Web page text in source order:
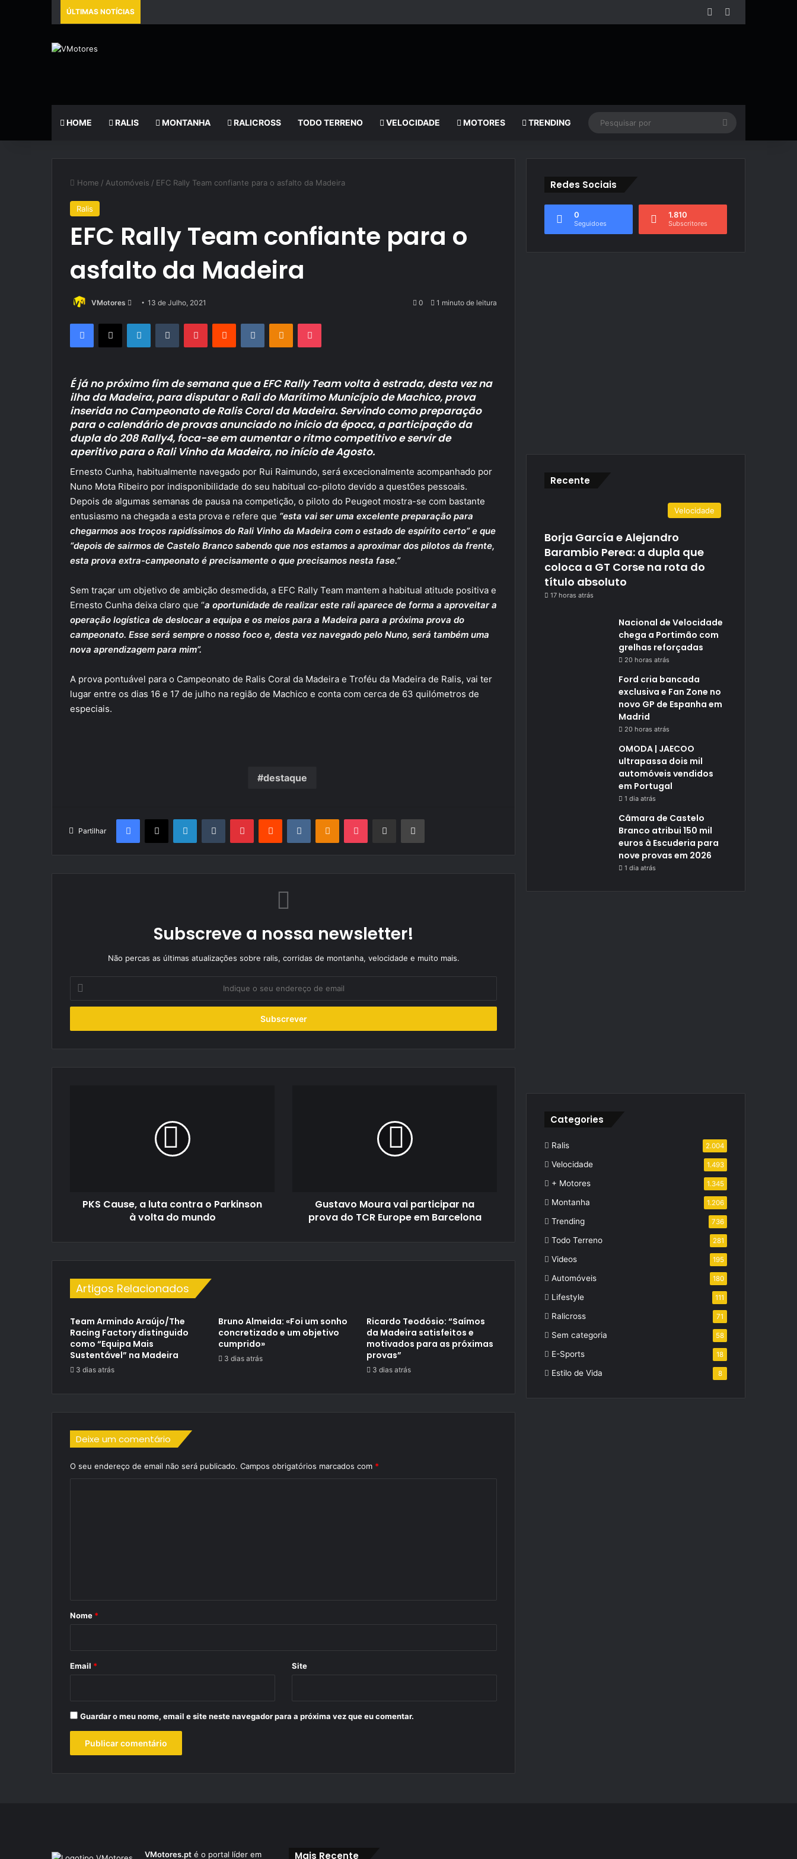
ÚLTIMAS NOTÍCIAS Facebook
HOME RALIS MONTANHA RALICROSS TODO TERRENO VELOCIDADE MOTORES TRENDING
Pesquisar
Home / Automóveis / EFC Rally Team confiante para o asfalto da Madeira
Ralis
EFC Rally Team confiante para o
asfalto da Madeira
VMotores
Send
email
13 de Julho, 2021 0 1 minuto de leitura
Facebook
X LinkedInTumblr PinterestReddit VKontakteOdnoklassniki
Pocket
É já no próximo fim de semana que a EFC Rally Team volta à estrada, desta vez na
ilha da Madeira, para disputar o Rali do Marítimo Município de Machico, prova
inserida no Campeonato de Ralis Coral da Madeira. Servindo como preparação
para o calendário de provas anunciado no início da época, a participação da
dupla do 208 Rally4, foca-se em aumentar o ritmo competitivo e servir de
aperitivo para o Rali Vinho da Madeira, no início de Agosto.
Ernesto Cunha, habitualmente navegado por Rui Raimundo, será excecionalmente acompanhado por
Nuno Mota Ribeiro por indisponibilidade do seu habitual co-piloto devido a questões pessoais.
Depois de algumas semanas de pausa na competição, o piloto do Peugeot mostra-se com bastante
entusiasmo na chegada a esta prova e refere que “esta vai ser uma excelente preparação para
chegarmos aos troços rapidíssimos do Rali Vinho da Madeira com o estado de espírito certo” e que
“depois de sairmos de Castelo Branco sabendo que nos estamos a aproximar dos pilotos da frente,
esta prova extra-campeonato é precisamente o que precisamos nesta fase.”
Sem traçar um objetivo de ambição desmedida, a EFC Rally Team mantem a habitual atitude positiva e
Ernesto Cunha deixa claro que “a oportunidade de realizar este rali aparece de forma a aproveitar a
operação logística de deslocar a equipa e os meios para a Madeira para a próxima prova do
campeonato. Esse será sempre o nosso foco e, desta vez navegado pelo Nuno, será também uma
nova aprendizagem para mim”.
A prova pontuável para o Campeonato de Ralis Coral da Madeira e Troféu da Madeira de Ralis, vai ter
lugar entre os dias 16 e 17 de julho na região de Machico e conta com cerca de 63 quilómetros de
especiais.
destaque
Partilhar
Facebook
X LinkedInTumblr PinterestReddit VKontakteOdnoklassniki
Pocket Partilhar Via Email Imprimir
Subscreve a nossa newsletter!
Não percas as últimas atualizações sobre ralis, corridas de montanha, velocidade e muito mais.
seu
de
PKS Cause, a luta contra o Parkinson
à volta do mundo
Barcelona
Gustavo Moura vai participar na
prova do TCR Europe em Barcelona
Artigos Relacionados
Team Armindo Araújo/The
Racing Factory distinguido
como “Equipa Mais
Sustentável” na Madeira
3 dias atrás
Bruno Almeida: «Foi um sonho
concretizado e um objetivo
cumprido»
3 dias atrás
Ricardo Teodósio: “Saímos
da Madeira satisfeitos e
motivados para as próximas
provas”
3 dias atrás
Deixe um comentário
O seu endereço de email não será publicado. Campos obrigatórios marcados com *
r
*
Nome *
Email * Site
Guardar o meu nome, email e site neste navegador para a próxima vez que eu comentar.
Redes Sociais
0
Seguidoes
1.810
Subscritores
Recente
Velocidade
Borja García e Alejandro
Barambio Perea: a dupla que
coloca a GT Corse na rota do
título absoluto
17 horas atrás
Nacional de Velocidade
chega a Portimão com
grelhas reforçadas
20 horas atrás
Ford cria bancada
exclusiva e Fan Zone no
novo GP de Espanha em
Madrid
20 horas atrás
OMODA | JAECOO
ultrapassa dois mil
automóveis vendidos
em Portugal
1 dia atrás
Câmara de Castelo
Branco atribui 150 mil
euros à Escuderia para
nove provas em 2026
1 dia atrás
Categories
Ralis 2.004
Velocidade 1.493
+ Motores 1.345
Montanha 1.206
Trending 736
Todo Terreno 281
Videos 195
Automóveis 180
Lifestyle 111
Ralicross 71
Sem categoria 58
E-Sports 18
Estilo de Vida 8
VMotores.pt é o portal líder em
Mais Recente